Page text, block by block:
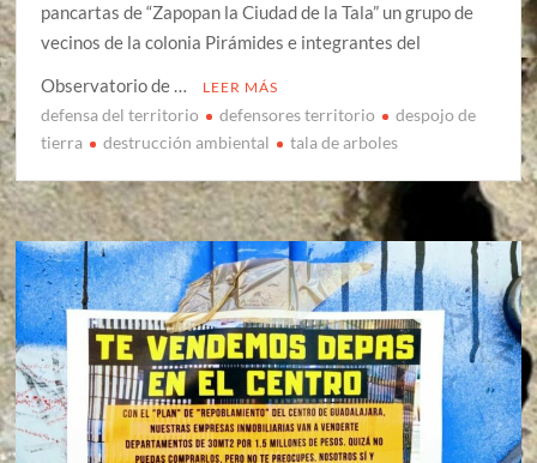
pancartas de “Zapopan la Ciudad de la Tala” un grupo de
vecinos de la colonia Pirámides e integrantes del
Observatorio de …
LEER MÁS
defensa del territorio defensores territorio
despojo de
tierra
destrucción ambiental tala de arboles